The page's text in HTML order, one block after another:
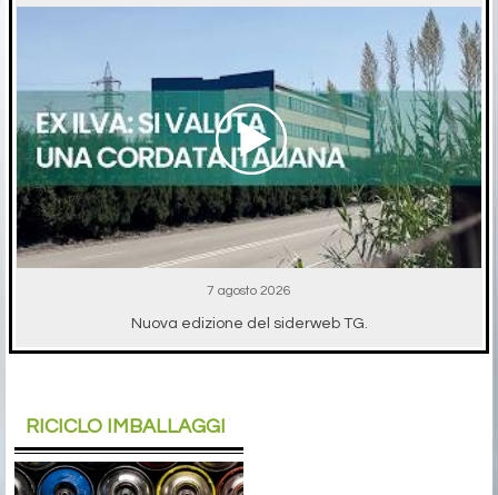
7 agosto 2026
Nuova edizione del siderweb TG.
RICICLO IMBALLAGGI